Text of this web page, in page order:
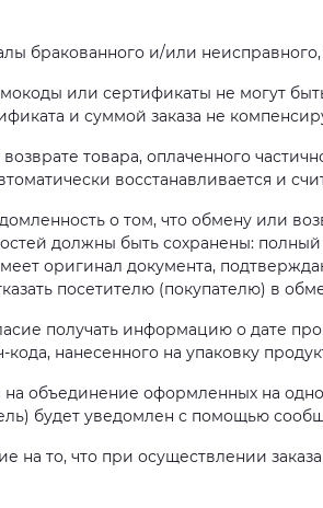
бракованного и/или
или сертификаты не могут
и суммой заказа не
товара, оплаченного
восстанавливается и
о том, что обмену или
должны быть сохранены: полный
оригинал документа,
посетителю (покупателю) в
получать информацию о дате
нанесенного на упаковку
объединение оформленных на
будет уведомлен с помощью
на то, что при осуществлении